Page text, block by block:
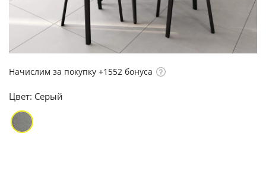
Начислим за покупку +1552 бонуса
Цвет: Серый